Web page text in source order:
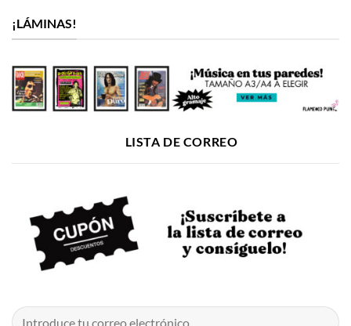
¡LÁMINAS!
LISTA DE CORREO